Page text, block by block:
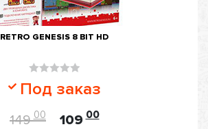
RETRO GENESIS 8 BIT HD
Оценка
0
из
Под заказ
149 00 109 00